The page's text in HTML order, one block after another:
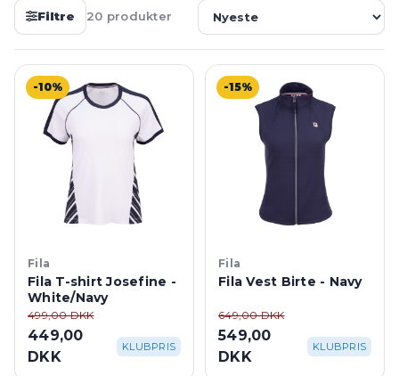
Filtre 20 produkter
-10%
Fila
Fila T-shirt Josefine -
White/Navy
499,00 DKK
449,00
DKK
KLUBPRIS
-15%
Fila
Fila Vest Birte - Navy
649,00 DKK
549,00
DKK
KLUBPRIS